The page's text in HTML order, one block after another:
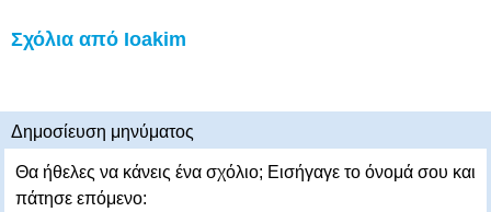
Σχόλια από Ioakim
Δημοσίευση μηνύματος
Θα ήθελες να κάνεις ένα σχόλιο; Εισήγαγε το όνομά σου και
πάτησε επόμενο: